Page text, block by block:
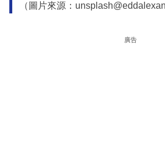
（圖片來源：
廣告